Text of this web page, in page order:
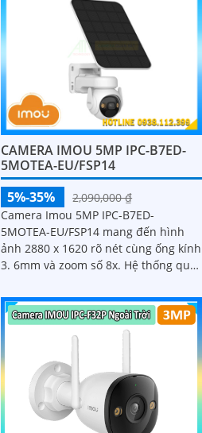
CAMERA IMOU 5MP IPC-B7ED-
5MOTEA-EU/FSP14
5%-35%
2,090,000 ₫
Camera Imou 5MP IPC-B7ED-
5MOTEA-EU/FSP14 mang đến hình
ảnh 2880 x 1620 rõ nét cùng ống kính
3. 6mm và zoom số 8x. Hệ thống quay
mù